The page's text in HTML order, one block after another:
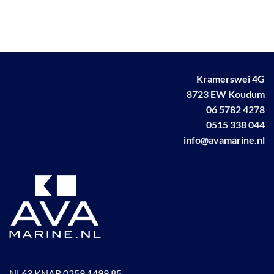
Kramerswei 4G
8723 EW Koudum
06 5782 4278
0515 338 044
info@avamarine.nl